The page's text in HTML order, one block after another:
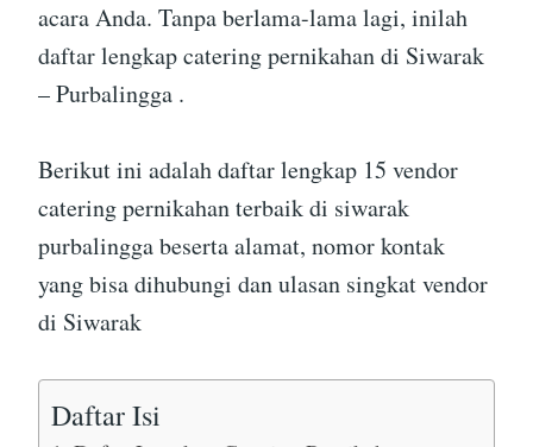
acara Anda. Tanpa berlama-lama lagi, inilah
daftar lengkap catering pernikahan di Siwarak
– Purbalingga .
Berikut ini adalah daftar lengkap 15 vendor
catering pernikahan terbaik di siwarak
purbalingga beserta alamat, nomor kontak
yang bisa dihubungi dan ulasan singkat vendor
di Siwarak
Daftar Isi